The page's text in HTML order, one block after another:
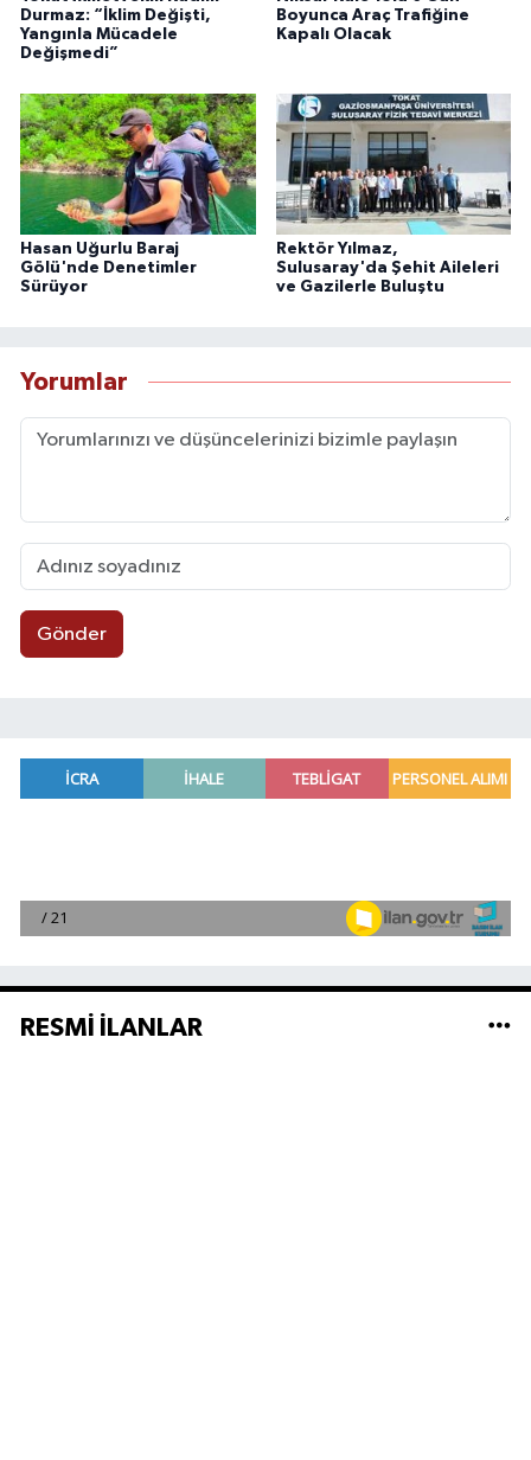
Durmaz: “İklim Değişti,
Yangınla Mücadele
Değişmedi”
Boyunca Araç Trafiğine
Kapalı Olacak
Hasan Uğurlu Baraj
Gölü'nde Denetimler
Sürüyor
Rektör Yılmaz,
Sulusaray'da Şehit Aileleri
ve Gazilerle Buluştu
Yorumlar
Gönder
RESMİ İLANLAR